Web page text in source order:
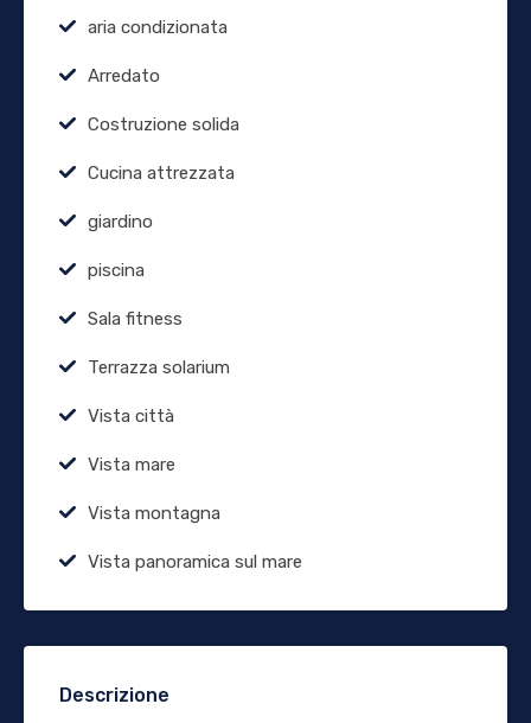
aria condizionata
Arredato
Costruzione solida
Cucina attrezzata
giardino
piscina
Sala fitness
Terrazza solarium
Vista città
Vista mare
Vista montagna
Vista panoramica sul mare
Descrizione